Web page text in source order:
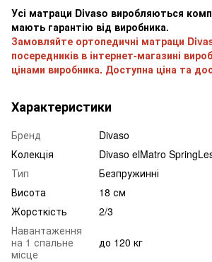
Усі матраци Divaso виробляються
мають гарантію від виробника.
Замовляйте ортопедичні матраци
посередників в інтернет-магазині
цінами виробника. Доступна ціна та
Характеристики
Бренд
Divaso
Колекція
Divaso elMatro
Тип
Безпружинні
Висота
18 см
Жорсткість
2/3
Навантаження
на 1 спальне
місце
до 120 кг